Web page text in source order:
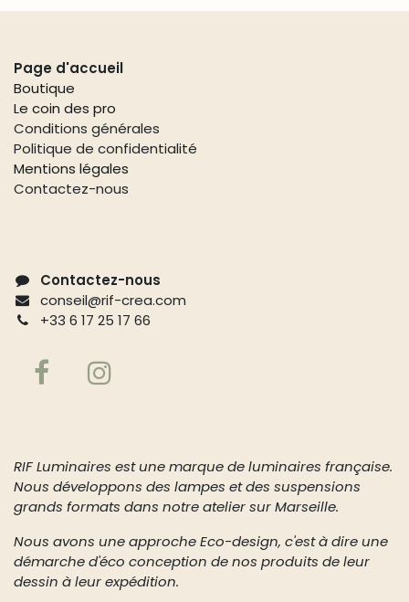
Page d'accueil
Boutique
Le coin des pro
Conditions générales
Politique de confidentialité
Mentions légales
Contactez-nous
Contactez-nous
conseil@rif-crea.com
+33 6 17 25 17 66
RIF Luminaires est une marque de luminaires française.
Nous développons des lampes et des suspensions
grands formats dans notre atelier sur Marseille.
Nous avons une approche Eco-design, c'est à dire une
démarche d'éco conception de nos produits de leur
dessin à leur expédition.